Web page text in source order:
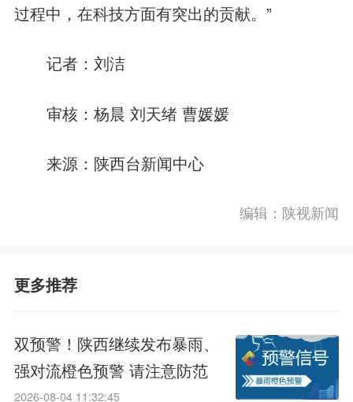
过程中，在科技方面有突出的贡献。”
记者：刘洁
审核：杨晨 刘天绪 曹媛媛
来源：陕西台新闻中心
编辑：陕视新闻
更多推荐
双预警！陕西继续发布暴雨、
强对流橙色预警 请注意防范
2026-08-04 11:32:45